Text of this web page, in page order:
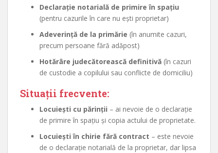
Declarație notarială de primire în spațiu
(pentru cazurile în care nu ești proprietar)
Adeverință de la primărie (în anumite cazuri,
precum persoane fără adăpost)
Hotărâre judecătorească definitivă (în cazuri
de custodie a copilului sau conflicte de domiciliu)
Situații frecvente:
Locuiești cu părinții – ai nevoie de o declarație
de primire în spațiu și copia actului de proprietate.
Locuiești în chirie fără contract – este nevoie
de o declarație notarială de la proprietar, dar lipsa